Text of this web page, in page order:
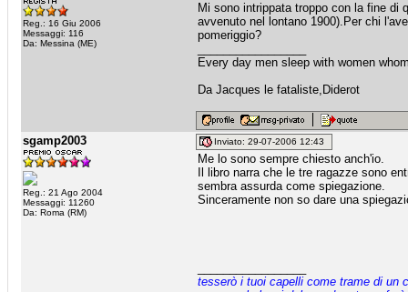
Reg.: 16 Giu 2006
Messaggi: 116
Da: Messina (ME)
Mi sono intrippata troppo con la fine
avvenuto nel lontano 1900).Per chi
pomeriggio?
Every day men sleep with women
Da Jacques le fataliste,Diderot
sgamp2003
Reg.: 21 Ago 2004
Messaggi: 11260
Da: Roma (RM)
Inviato: 29-07-2006 12:43
Me lo sono sempre chiesto anch'io.
Il libro narra che le tre ragazze sono
sembra assurda come spiegazione.
Sinceramente non so dare una
tesserò i tuoi capelli come trame di un